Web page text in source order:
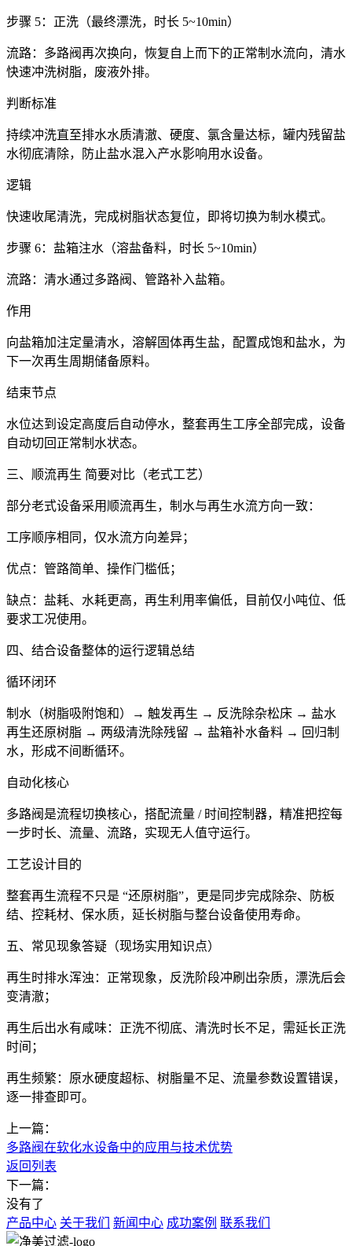
步骤 5：正洗（最终漂洗，时长 5~10min）
流路：多路阀再次换向，恢复自上而下的正常制水流向，清水
快速冲洗树脂，废液外排。
判断标准
持续冲洗直至排水水质清澈、硬度、氯含量达标，罐内残留盐
水彻底清除，防止盐水混入产水影响用水设备。
逻辑
快速收尾清洗，完成树脂状态复位，即将切换为制水模式。
步骤 6：盐箱注水（溶盐备料，时长 5~10min）
流路：清水通过多路阀、管路补入盐箱。
作用
向盐箱加注定量清水，溶解固体再生盐，配置成饱和盐水，为
下一次再生周期储备原料。
结束节点
水位达到设定高度后自动停水，整套再生工序全部完成，设备
自动切回正常制水状态。
三、顺流再生 简要对比（老式工艺）
部分老式设备采用顺流再生，制水与再生水流方向一致：
工序顺序相同，仅水流方向差异；
优点：管路简单、操作门槛低；
缺点：盐耗、水耗更高，再生利用率偏低，目前仅小吨位、低
要求工况使用。
四、结合设备整体的运行逻辑总结
循环闭环
制水（树脂吸附饱和）→ 触发再生 → 反洗除杂松床 → 盐水
再生还原树脂 → 两级清洗除残留 → 盐箱补水备料 → 回归制
水，形成不间断循环。
自动化核心
多路阀是流程切换核心，搭配流量 / 时间控制器，精准把控每
一步时长、流量、流路，实现无人值守运行。
工艺设计目的
整套再生流程不只是 “还原树脂”，更是同步完成除杂、防板
结、控耗材、保水质，延长树脂与整台设备使用寿命。
五、常见现象答疑（现场实用知识点）
再生时排水浑浊：正常现象，反洗阶段冲刷出杂质，漂洗后会
变清澈；
再生后出水有咸味：正洗不彻底、清洗时长不足，需延长正洗
时间；
再生频繁：原水硬度超标、树脂量不足、流量参数设置错误，
逐一排查即可。
上一篇：
多路阀在软化水设备中的应用与技术优势
返回列表
下一篇：
没有了
产品中心 关于我们 新闻中心 成功案例 联系我们